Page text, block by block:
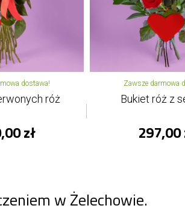
dostawa!
róż
zł
Zawsze darmowa
Bukiet róż z
297,00
w Żelechowie.